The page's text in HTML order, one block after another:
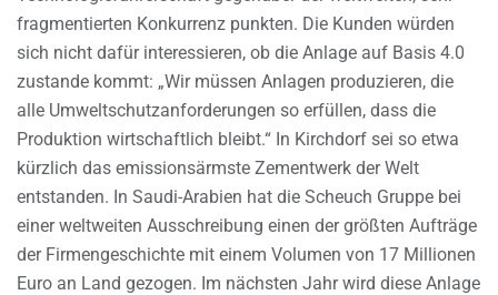
fragmentierten Konkurrenz punkten. Die Kunden würden
sich nicht dafür interessieren, ob die Anlage auf Basis 4.0
zustande kommt: „Wir müssen Anlagen produzieren, die
alle Umweltschutzanforderungen so erfüllen, dass die
Produktion wirtschaftlich bleibt.“ In Kirchdorf sei so etwa
kürzlich das emissionsärmste Zementwerk der Welt
entstanden. In Saudi-Arabien hat die Scheuch Gruppe bei
einer weltweiten Ausschreibung einen der größten Aufträge
der Firmengeschichte mit einem Volumen von 17 Millionen
Euro an Land gezogen. Im nächsten Jahr wird diese Anlage